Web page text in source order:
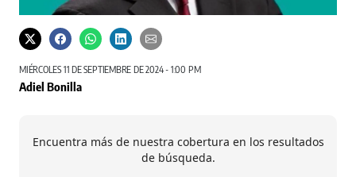
MIÉRCOLES 11 DE SEPTIEMBRE DE 2024 - 1:00 PM
Adiel Bonilla
Encuentra más de nuestra cobertura en los resultados
de búsqueda.